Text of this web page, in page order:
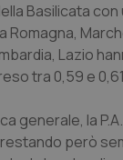
Basilicata con
Romagna,
Lazio
tra 0,59 e
generale, la
però